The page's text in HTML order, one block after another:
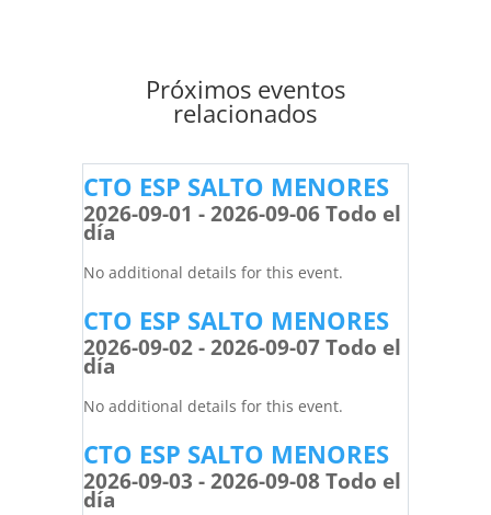
Próximos eventos
relacionados
CTO ESP SALTO MENORES
2026-09-01 - 2026-09-06 Todo el
día
No additional details for this event.
CTO ESP SALTO MENORES
2026-09-02 - 2026-09-07 Todo el
día
No additional details for this event.
CTO ESP SALTO MENORES
2026-09-03 - 2026-09-08 Todo el
día